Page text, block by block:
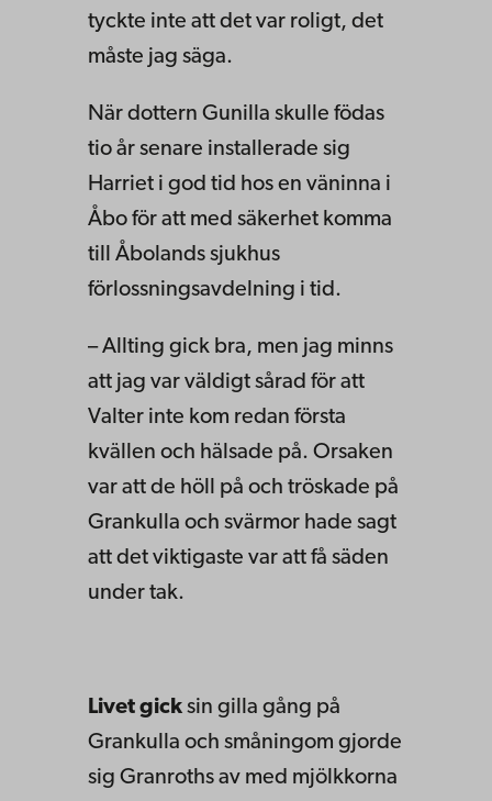
tyckte inte att det var roligt, det
måste jag säga.
När dottern Gunilla skulle födas
tio år senare installerade sig
Harriet i god tid hos en väninna i
Åbo för att med säkerhet komma
till Åbolands sjukhus
förlossningsavdelning i tid.
– Allting gick bra, men jag minns
att jag var väldigt sårad för att
Valter inte kom redan första
kvällen och hälsade på. Orsaken
var att de höll på och tröskade på
Grankulla och svärmor hade sagt
att det viktigaste var att få säden
under tak.
Livet gick sin gilla gång på
Grankulla och småningom gjorde
sig Granroths av med mjölkkorna